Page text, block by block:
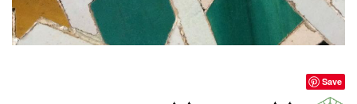
Save